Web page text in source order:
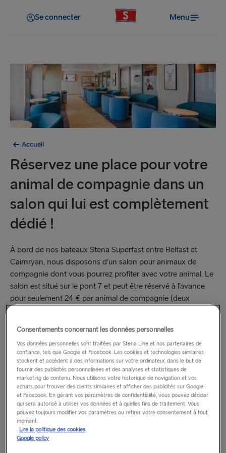
Se connecter Menu
Accueil
Réservez une place pour votre
animal de compagnie dans un
salon qui lui est complètement
dédié !
À bord de nos bateaux Stena Superfast entre Belfast et
Cairnryan, nous disposons d’un salon pour animaux de
compagnie dont vous pourrez profiter avec votre animal. Le
salon est situé sur le pont 7 et peut être réservé à l’avance
pour seulement 24 € par animal de compagnie (deux
du café, sans oublier les animaux de compagnie qui pourront
eux aussi s’abreuver d’eau. Avec une capacité de
30 passagers et un espace pour 10 animaux de compagnie
dans des caissons de transport (maximum : longueur 91 cm
x hauteur 62 cm x largeur 56 cm), passagers et animaux de
compagnie pourront se détendre dans un environnement
confortable à bord et profiter ensemble de la traversée !
Pour la sécurité et le confort de tous, les animaux de
compagnie doivent rester dans leur caisse de transport, et
ce pendant toute la durée de la traversée.
Consentements concernant les données personnelles
Vos données personnelles sont traitées par Stena Line et nos partenaires de
confiance, tels que Google et Facebook. Les cookies et technologies similaires
stockent et accèdent à des informations sur votre ordinateur, dans le but de
fournir des publicités personnalisées et des analyses et statistiques de
marketing de contenu. Nous utilisons votre historique de navigation et vos
achats pour trouver des clients similaires et afficher des publicités sur Google
et Facebook. En gérant vos paramètres de confidentialité, vous pouvez décider
qui sera autorisé à utiliser vos données et à quelles fins de traitement. Vous
pouvez toujours modifier vos paramètres ou retirer votre consentement à tout
moment.
Lire la politique des cookies
Google policy